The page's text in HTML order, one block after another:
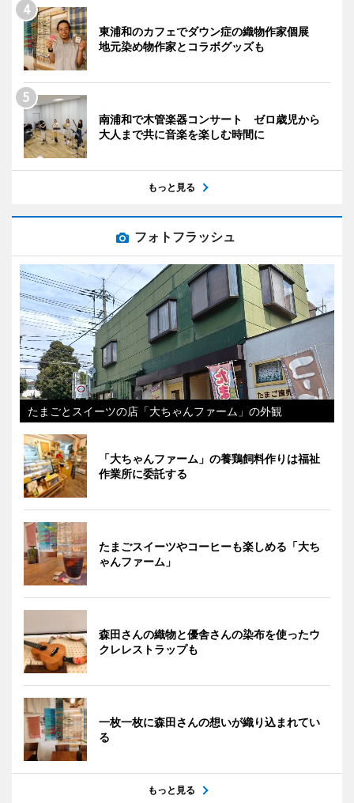
東浦和のカフェでダウン症の織物作家個展
地元染め物作家とコラボグッズも
南浦和で木管楽器コンサート ゼロ歳児から
大人まで共に音楽を楽しむ時間に
もっと見る
フォトフラッシュ
たまごとスイーツの店「大ちゃんファーム」の外観
「大ちゃんファーム」の養鶏飼料作りは福祉
作業所に委託する
たまごスイーツやコーヒーも楽しめる「大ち
ゃんファーム」
森田さんの織物と優舎さんの染布を使ったウ
クレレストラップも
一枚一枚に森田さんの想いが織り込まれてい
る
もっと見る